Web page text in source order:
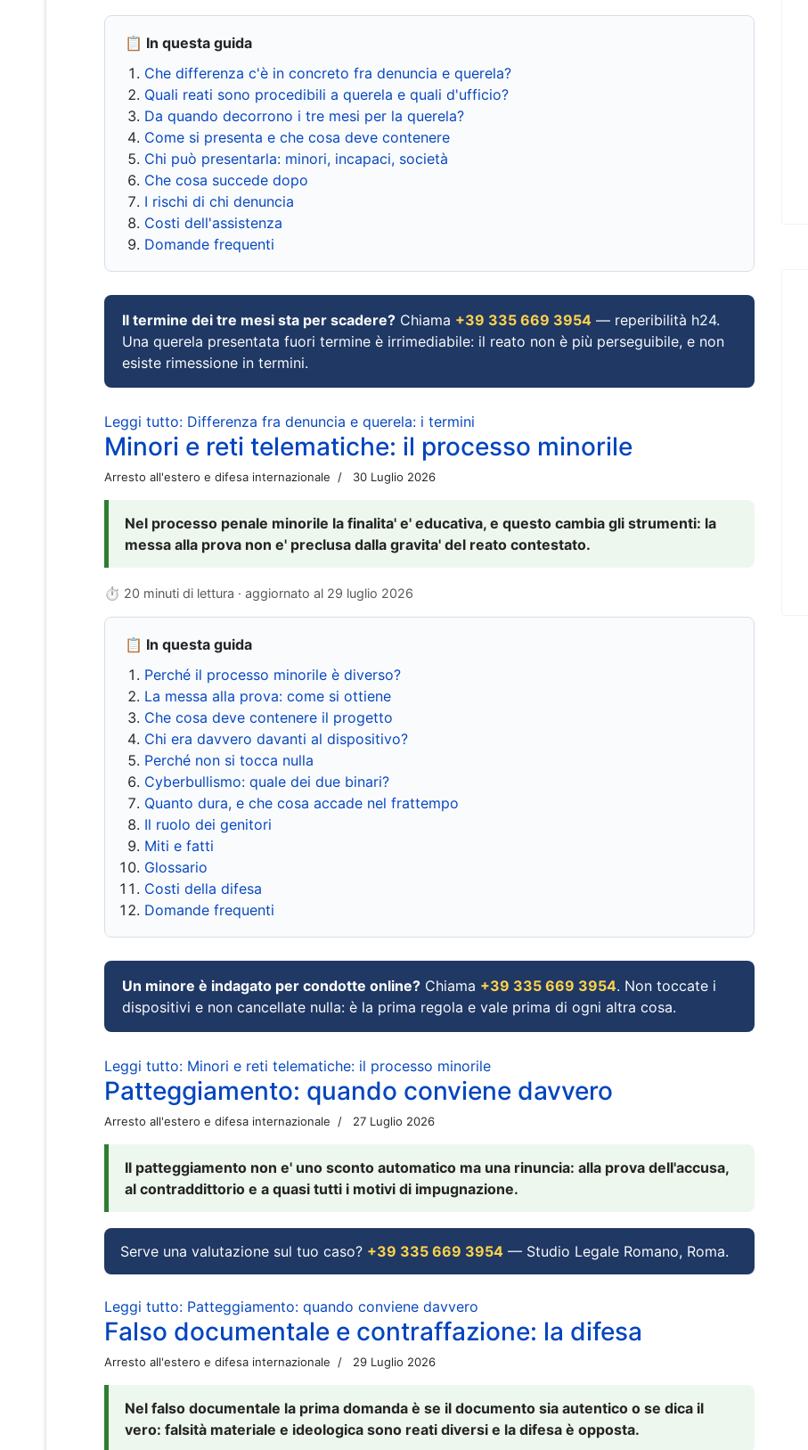
📋 In questa guida
Che differenza c'è in concreto fra denuncia e querela?
Quali reati sono procedibili a querela e quali d'ufficio?
Da quando decorrono i tre mesi per la querela?
Come si presenta e che cosa deve contenere
Chi può presentarla: minori, incapaci, società
Che cosa succede dopo
I rischi di chi denuncia
Costi dell'assistenza
Domande frequenti
Il termine dei tre mesi sta per scadere? Chiama +39 335 669 3954 — reperibilità h24.
Una querela presentata fuori termine è irrimediabile: il reato non è più perseguibile, e non
esiste rimessione in termini.
Leggi tutto: Differenza fra denuncia e querela: i termini
Minori e reti telematiche: il processo minorile
Arresto all'estero e difesa internazionale 30 Luglio 2026
Nel processo penale minorile la finalita' e' educativa, e questo cambia gli strumenti: la
messa alla prova non e' preclusa dalla gravita' del reato contestato.
⏱ 20 minuti di lettura · aggiornato al 29 luglio 2026
📋 In questa guida
Perché il processo minorile è diverso?
La messa alla prova: come si ottiene
Che cosa deve contenere il progetto
Chi era davvero davanti al dispositivo?
Perché non si tocca nulla
Cyberbullismo: quale dei due binari?
Quanto dura, e che cosa accade nel frattempo
Il ruolo dei genitori
Miti e fatti
Glossario
Costi della difesa
Domande frequenti
Un minore è indagato per condotte online? Chiama +39 335 669 3954. Non toccate i
dispositivi e non cancellate nulla: è la prima regola e vale prima di ogni altra cosa.
Leggi tutto: Minori e reti telematiche: il processo minorile
Patteggiamento: quando conviene davvero
Arresto all'estero e difesa internazionale 27 Luglio 2026
Il patteggiamento non e' uno sconto automatico ma una rinuncia: alla prova dell'accusa,
al contraddittorio e a quasi tutti i motivi di impugnazione.
Serve una valutazione sul tuo caso? +39 335 669 3954 — Studio Legale Romano, Roma.
Leggi tutto: Patteggiamento: quando conviene davvero
Falso documentale e contraffazione: la difesa
Arresto all'estero e difesa internazionale 29 Luglio 2026
Nel falso documentale la prima domanda è se il documento sia autentico o se dica il
vero: falsità materiale e ideologica sono reati diversi e la difesa è opposta.